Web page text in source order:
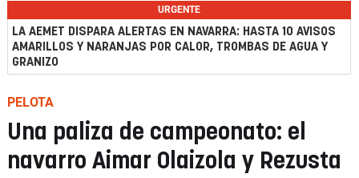
URGENTE
LA AEMET DISPARA ALERTAS EN NAVARRA: HASTA 10 AVISOS
AMARILLOS Y NARANJAS POR CALOR, TROMBAS DE AGUA Y
GRANIZO
PELOTA
Una paliza de campeonato: el
navarro Aimar Olaizola y Rezusta